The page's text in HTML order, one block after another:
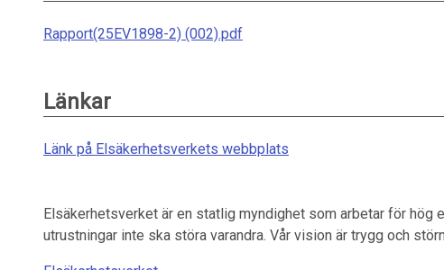
Rapport(25EV1898-2) (002).pdf
Länkar
Länk på Elsäkerhetsverkets webbplats
Elsäkerhetsverket är en statlig myndighet som arbetar för hög
utrustningar inte ska störa varandra. Vår vision är trygg och